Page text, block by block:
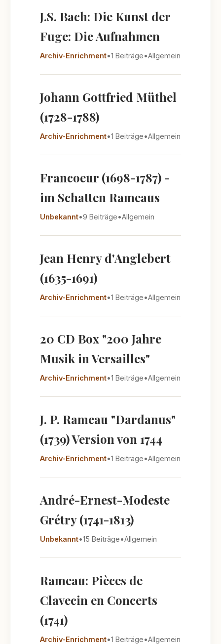
J.S. Bach: Die Kunst der
Fuge: Die Aufnahmen
Archiv-Enrichment•1 Beiträge•Allgemein
Johann Gottfried Müthel
(1728-1788)
Archiv-Enrichment•1 Beiträge•Allgemein
Francoeur (1698-1787) -
im Schatten Rameaus
Unbekannt•9 Beiträge•Allgemein
Jean Henry d'Anglebert
(1635-1691)
Archiv-Enrichment•1 Beiträge•Allgemein
20 CD Box "200 Jahre
Musik in Versailles"
Archiv-Enrichment•1 Beiträge•Allgemein
J. P. Rameau "Dardanus"
(1739) Version von 1744
Archiv-Enrichment•1 Beiträge•Allgemein
André-Ernest-Modeste
Grétry (1741-1813)
Unbekannt•15 Beiträge•Allgemein
Rameau: Pièces de
Clavecin en Concerts
(1741)
Archiv-Enrichment•1 Beiträge•Allgemein